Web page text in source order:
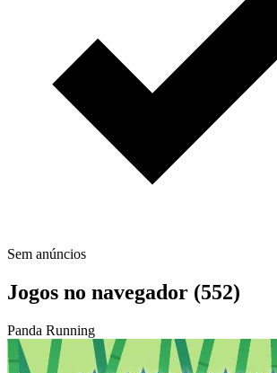
Sem anúncios
Jogos no navegador (552)
Panda Running